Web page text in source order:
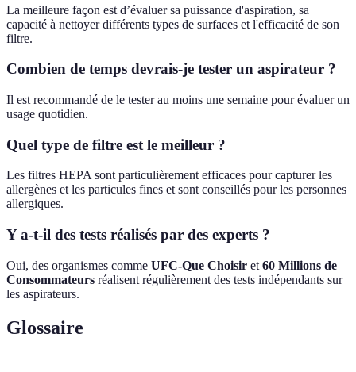
La meilleure façon est d’évaluer sa puissance d'aspiration, sa
capacité à nettoyer différents types de surfaces et l'efficacité de son
filtre.
Combien de temps devrais-je tester un aspirateur ?
Il est recommandé de le tester au moins une semaine pour évaluer un
usage quotidien.
Quel type de filtre est le meilleur ?
Les filtres HEPA sont particulièrement efficaces pour capturer les
allergènes et les particules fines et sont conseillés pour les personnes
allergiques.
Y a-t-il des tests réalisés par des experts ?
Oui, des organismes comme UFC-Que Choisir et 60 Millions de
Consommateurs réalisent régulièrement des tests indépendants sur
les aspirateurs.
Glossaire